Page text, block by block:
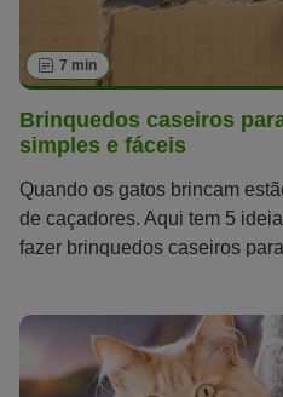
7 min
Brinquedos caseiros
simples e fáceis
Quando os gatos brincam
de caçadores. Aqui tem 5
fazer brinquedos caseiros